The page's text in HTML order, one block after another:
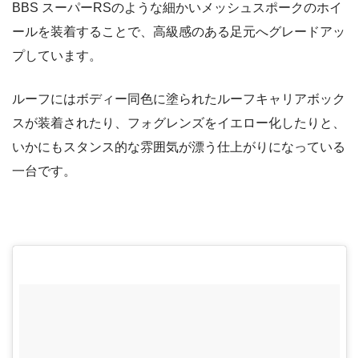
BBS スーパーRSのような細かいメッシュスポークのホイ
ールを装着することで、高級感のある足元へグレードアッ
プしています。
ルーフにはボディー同色に塗られたルーフキャリアボック
スが装着されたり、フォグレンズをイエロー化したりと、
いかにもスタンス的な雰囲気が漂う仕上がりになっている
一台です。